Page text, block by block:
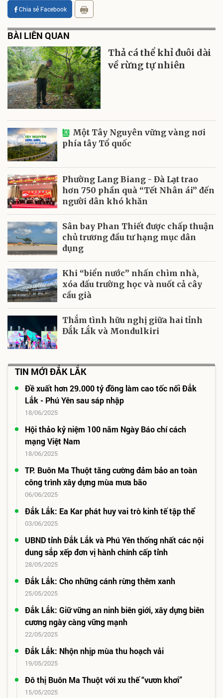
Chia sẻ Facebook
BÀI LIÊN QUAN
Thả cá thể khỉ đuôi dài
về rừng tự nhiên
Một Tây Nguyên vững vàng nơi
phía tây Tổ quốc
Phường Lang Biang - Đà Lạt trao
hơn 750 phần quà “Tết Nhân ái” đến
người dân khó khăn
Sân bay Phan Thiết được chấp thuận
chủ trương đầu tư hạng mục dân
dụng
Khi “biển nước” nhấn chìm nhà,
xóa dấu trường học và nuốt cả cây
cầu già
Thắm tình hữu nghị giữa hai tỉnh
Đắk Lắk và Mondulkiri
TIN MỚI ĐẮK LẮK
Đề xuất hơn 29.000 tỷ đồng làm cao tốc nối Đắk
Lắk - Phú Yên sau sáp nhập
18/06/2025
Hội thảo kỷ niệm 100 năm Ngày Báo chí cách
mạng Việt Nam
18/06/2025
TP. Buôn Ma Thuột tăng cường đảm bảo an toàn
công trình xây dựng mùa mưa bão
06/06/2025
Đắk Lắk: Ea Kar phát huy vai trò kinh tế tập thể
03/06/2025
UBND tỉnh Đắk Lắk và Phú Yên thống nhất các nội
dung sắp xếp đơn vị hành chính cấp tỉnh
28/05/2025
Đắk Lắk: Cho những cánh rừng thêm xanh
25/05/2025
Đắk Lắk: Giữ vững an ninh biên giới, xây dựng biên
cương ngày càng vững mạnh
22/05/2025
Đắk Lắk: Nhộn nhịp mùa thu hoạch vải
19/05/2025
Đô thị Buôn Ma Thuột với xu thế “vươn khơi”
15/05/2025